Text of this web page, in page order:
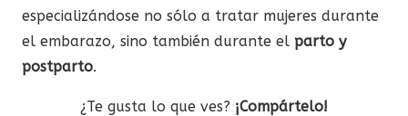
especializándose no sólo a tratar mujeres durante
el embarazo, sino también durante el parto y
postparto.
¿Te gusta lo que ves? ¡Compártelo!